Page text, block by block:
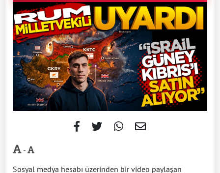
-
Sosyal medya hesabı üzerinden bir video paylaşan